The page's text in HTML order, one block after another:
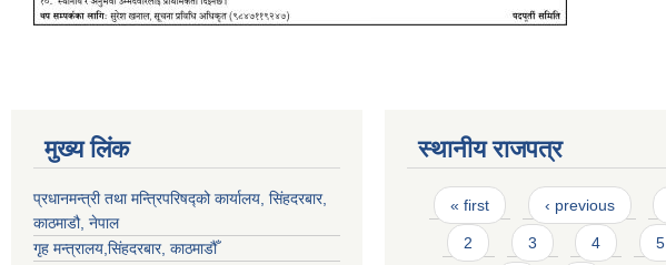
मुख्य लिंक
प्रधानमन्त्री तथा मन्त्रिपरिषद्को कार्यालय, सिंहदरबार,
काठमाडौ, नेपाल
गृह मन्त्रालय,सिंहदरबार, काठमाडौँ
स्थानीय राजपत्र
Pages
« first ‹ previous
2 3 4 5